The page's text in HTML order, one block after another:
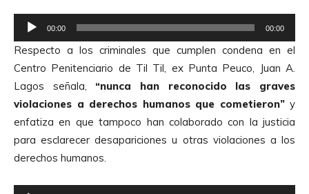
e
p
r
o
d
u
c
t
o
00:00 00:00
Respecto a los criminales que cumplen condena en el
Centro Penitenciario de Til Til, ex Punta Peuco, Juan A.
Lagos señala, “nunca han reconocido las graves
violaciones a derechos humanos que cometieron”y
enfatiza en que tampoco han colaborado con la justicia
para esclarecer desapariciones u otras violaciones a los
derechos humanos.